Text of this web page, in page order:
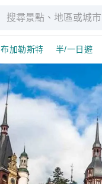
布加勒斯特 半/一日遊